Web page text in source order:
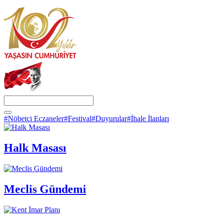
#Nöbetçi Eczaneler#Festival#Duyurular#İhale İlanları
Halk Masası
Meclis Gündemi